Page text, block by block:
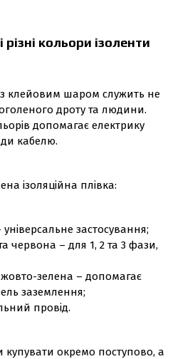
різні кольори ізоленти
з клейовим шаром служить не
дроту та людини.
допомагає електрику
кабелю.
​​ізоляційна плівка:
застосування;
червона – для 1, 2 та 3 фази,
зелена – допомагає
заземлення;
провід.
купувати окремо поступово, а